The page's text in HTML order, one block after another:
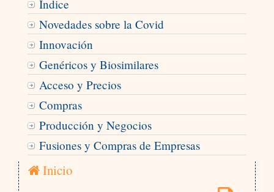
Índice
Novedades sobre la Covid
Innovación
Genéricos y Biosimilares
Acceso y Precios
Compras
Producción y Negocios
Fusiones y Compras de Empresas
Inicio